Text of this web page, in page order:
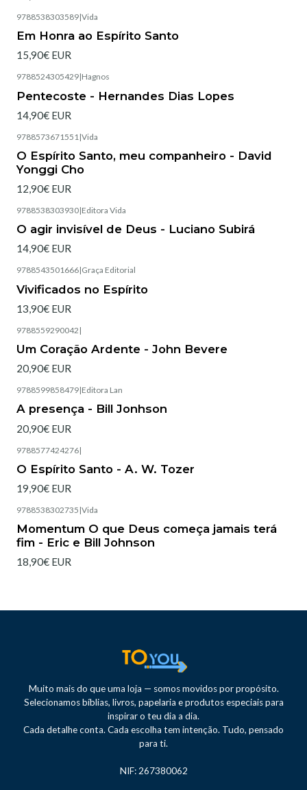
9788538303589|Vida
Em Honra ao Espírito Santo
15,90€ EUR
9788524305429|Hagnos
Pentecoste - Hernandes Dias Lopes
14,90€ EUR
9788573671551 |Vida
O Espírito Santo, meu companheiro - David
Yonggi Cho
12,90€ EUR
9788538303930|Editora Vida
O agir invisível de Deus - Luciano Subirá
14,90€ EUR
9788543501666|Graça Editorial
Vivificados no Espírito
13,90€ EUR
9788559290042 |
Um Coração Ardente - John Bevere
20,90€ EUR
9788599858479|Editora Lan
A presença - Bill Jonhson
20,90€ EUR
9788577424276|
O Espírito Santo - A. W. Tozer
19,90€ EUR
9788538302735 |Vida
Momentum O que Deus começa jamais terá
fim - Eric e Bill Johnson
18,90€ EUR
Muito mais do que uma loja — somos movidos por propósito.
Selecionamos bíblias, livros, papelaria e produtos especiais para
inspirar o teu dia a dia.
Cada detalhe conta. Cada escolha tem intenção. Tudo, pensado
para ti.
NIF: 267380062